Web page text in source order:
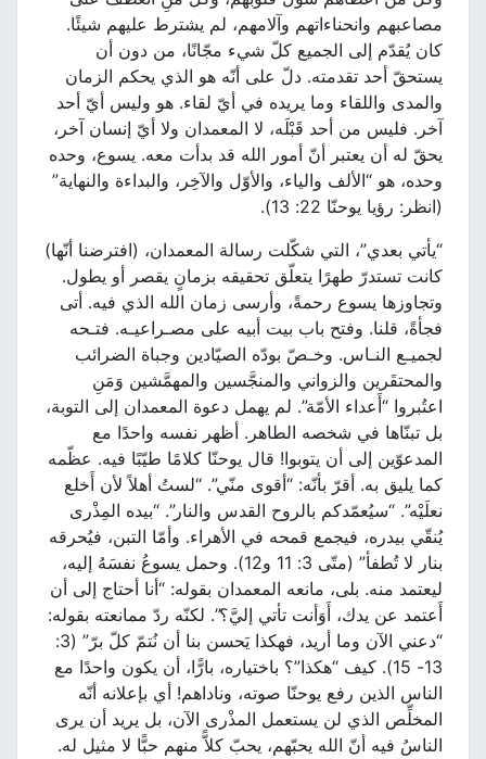
مصاعبهم وانحناءاتهم وآلامهم، لم يشترط عليهم شيئًا.
كان يُقدّم إلى الجميع كلّ شيء مجّانًا، من دون أن
يستحقّ أحد تقدمته. دلّ على أنّه هو الذي يحكم الزمان
والمدى واللقاء وما يريده في أيّ لقاء. هو وليس أيّ أحد
آخر. فليس من أحد قَبْلَه، لا المعمدان ولا أيّ إنسان آخر،
يحقّ له أن يعتبر أنّ أمور الله قد بدأت معه. يسوع، وحده
وحده، هو “الألف والياء، والأوّل والآخِر، والبداءة والنهاية”
(انظر: رؤيا يوحنّا 22: 13).
“يأتي بعدي”، التي شكّلت رسالة المعمدان، (افترضنا أنّها)
كانت تستدرّ طهرًا يتعلّق تحقيقه بزمانٍ يقصر أو يطول.
وتجاوزها يسوع رحمةً، وأرسى زمان الله الذي فيه. أتى
فجأةً، قلنا. وفتح باب بيت أبيه على مصـراعيـه. فتـحه
لجميـع النـاس. وخـصّ بودّه الصيّادين وجباة الضرائب
والمحتقَرين والزواني والمنجَّسين والمهمَّشين وَمَنِ
اعتُبروا “أَعداء الأمّة”. لم يهمل دعوة المعمدان إلى التوبة،
بل تبنّاها في شخصه الطاهر. أظهر نفسه واحدًا مع
المدعوّين إلى أن يتوبوا! قال يوحنّا كلامًا طيّبًا فيه. عظّمه
كما يليق به. أقرّ بأنّه: “أقوى منّي”. “لستُ أهلاً لأن أَخلع
نعلَيْه”. “سيُعمّدكم بالروح القدس والنار”. “بيده المِذْرى
يُنقّي بيدره، فيجمع قمحه في الأهراء. وأمّا التبن، فيُحرقه
بنار لا تُطفأ” (متّى 3: 11 و12). وحمل يسوعُ نفسَهُ إليه،
ليعتمد منه. بلى، مانعه المعمدان بقوله: “أنا أحتاج إلى أن
أَعتمد عن يدك، أَوَأنت تأتي إليَّ؟”. لكنّه ردّ ممانعته بقوله:
“دعني الآن وما أريد، فهكذا يَحسن بنا أن نُتمّ كلّ برّ” (3:
13- 15). كيف “هكذا”؟ باختياره، بارًّا، أن يكون واحدًا مع
الناس الذين رفع يوحنّا صوته، وناداهم! أي بإعلانه أنّه
المخلِّص الذي لن يستعمل المذْرى الآن، بل يريد أن يرى
الناسُ فيه أنّ الله يحبّهم، يحبّ كلاًّ منهم حبًّا لا مثيل له.